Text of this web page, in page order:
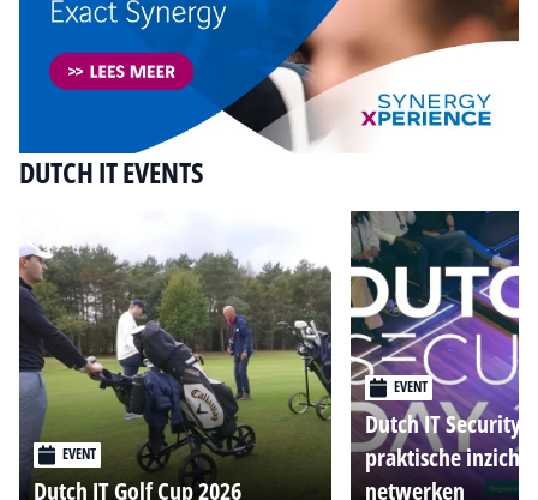
DUTCH IT EVENTS
EVENT
Dutch IT Golf Cup 2026
EVENT
Dutch IT Security
praktische
netwerken